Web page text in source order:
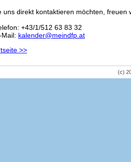
uns direkt kontaktieren möchten,
+43/1/512 63 83 32
Mail: kalender@meindfp.at
>>
(c)